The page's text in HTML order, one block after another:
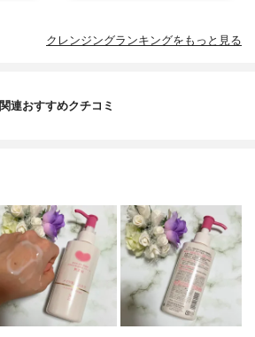
クレンジングランキングをもっと見る
関連おすすめクチコミ